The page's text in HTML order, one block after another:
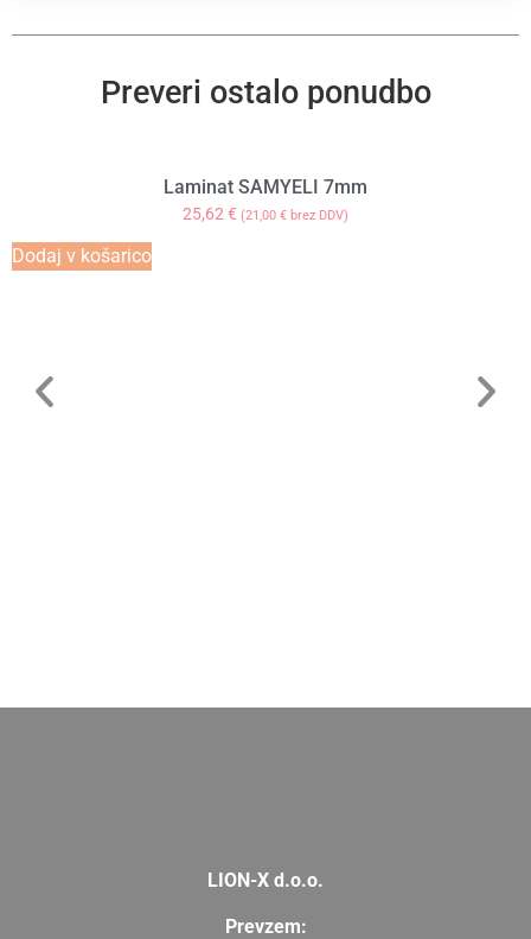
Preveri ostalo ponudbo
Laminat SAMYELI 7mm
25,62 € (21,00 € brez DDV)
Dodaj v košarico
LION-X d.o.o.
Prevzem: